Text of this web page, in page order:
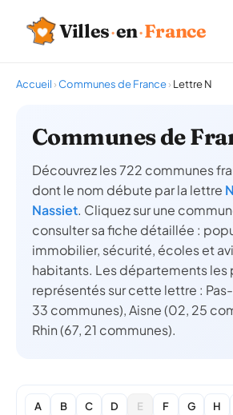
Villes·en·France
Accueil ›Communes de France› Lettre N
Communes de
Découvrez les 722 communes
dont le nom débute par la lettre N
Nassiet. Cliquez sur une
consulter sa fiche détaillée :
immobilier, sécurité, écoles et
habitants. Les départements les
représentés sur cette lettre :
33 communes), Aisne (02, 25
Rhin (67, 21 communes).
A B C D E F G H